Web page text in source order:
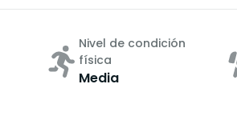
Nivel de condición
física
Media